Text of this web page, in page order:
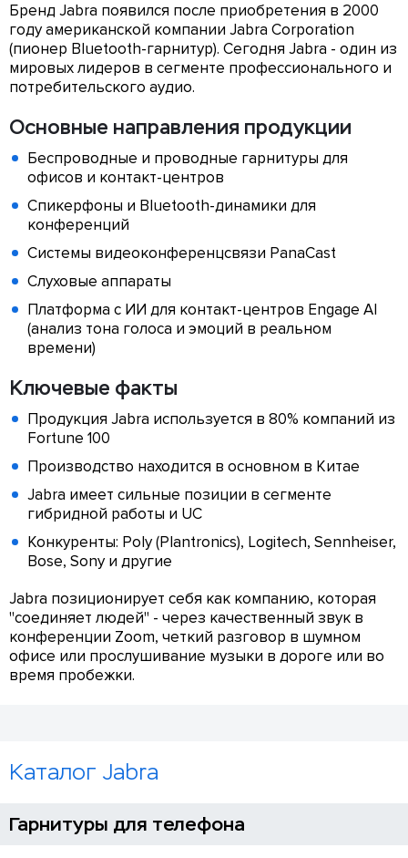
Бренд Jabra появился после приобретения в 2000
году американской компании Jabra Corporation
(пионер Bluetooth-гарнитур). Сегодня Jabra - один из
мировых лидеров в сегменте профессионального и
потребительского аудио.
Основные направления продукции
Беспроводные и проводные гарнитуры для
офисов и контакт-центров
Спикерфоны и Bluetooth-динамики для
конференций
Системы видеоконференцсвязи PanaCast
Слуховые аппараты
Платформа с ИИ для контакт-центров Engage AI
(анализ тона голоса и эмоций в реальном
времени)
Ключевые факты
Продукция Jabra используется в 80% компаний из
Fortune 100
Производство находится в основном в Китае
Jabra имеет сильные позиции в сегменте
гибридной работы и UC
Конкуренты: Poly (Plantronics), Logitech, Sennheiser,
Bose, Sony и другие
Jabra позиционирует себя как компанию, которая
"соединяет людей" - через качественный звук в
конференции Zoom, четкий разговор в шумном
офисе или прослушивание музыки в дороге или во
время пробежки.
Каталог Jabra
Гарнитуры для телефона